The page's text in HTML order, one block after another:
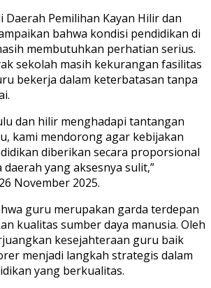
Daerah Pemilihan Kayan Hilir dan
bahwa kondisi pendidikan di
membutuhkan perhatian serius.
sekolah masih kekurangan fasilitas
bekerja dalam keterbatasan tanpa
dan hilir menghadapi tantangan
kami mendorong agar kebijakan
diberikan secara proporsional
yang aksesnya sulit,”
November 2025.
guru merupakan garda terdepan
kualitas sumber daya manusia. Oleh
kesejahteraan guru baik
menjadi langkah strategis dalam
yang berkualitas.